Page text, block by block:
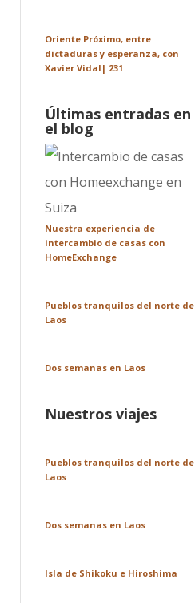
Oriente Próximo, entre
dictaduras y esperanza, con
Xavier Vidal| 231
Últimas entradas en
el blog
Nuestra experiencia de
intercambio de casas con
HomeExchange
Pueblos tranquilos del norte de
Laos
Dos semanas en Laos
Nuestros viajes
Pueblos tranquilos del norte de
Laos
Dos semanas en Laos
Isla de Shikoku e Hiroshima